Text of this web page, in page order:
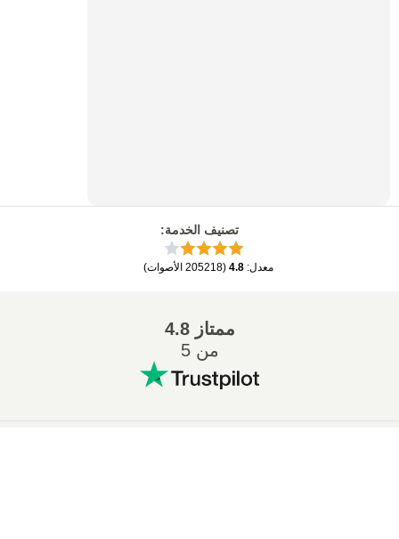
تصنيف الخدمة:
معدل:
4.8
(
205218 الأصوات)
ممتاز 4.8
من 5